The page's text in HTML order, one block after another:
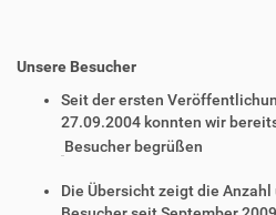
Unsere Besucher
Seit der ersten
27.09.2004 konnten wir
Besucher begrüßen
Die Übersicht zeigt die